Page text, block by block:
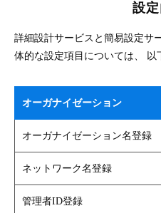
設
詳細設計サービスと簡易設定サ
体的な設定項目については、 以
オーガナイゼーション
オーガナイゼーション名登録
ネットワーク名登録
管理者ID登録